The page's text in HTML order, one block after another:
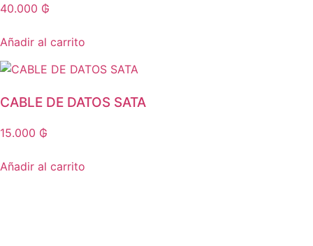
40.000 ₲
Añadir al carrito
CABLE DE DATOS SATA
15.000 ₲
Añadir al carrito